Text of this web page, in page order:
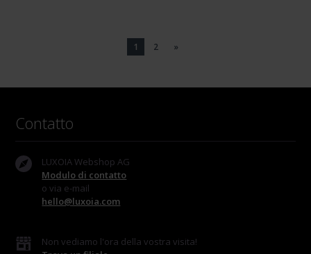
1 2 »
Contatto
LUXOIA Webshop AG
Modulo di contatto
o via e-mail
hello@luxoia.com
Non vediamo l'ora della vostra visita!